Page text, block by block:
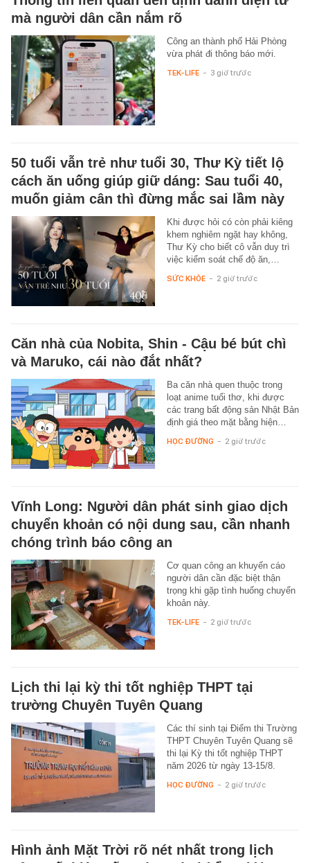
mà người dân cần nắm rõ
Công an thành phố Hải Phòng
vừa phát đi thông báo mới.
TEK-LIFE - 3 giờ trước
50 tuổi vẫn trẻ như tuổi 30, Thư Kỳ tiết lộ
cách ăn uống giúp giữ dáng: Sau tuổi 40,
muốn giảm cân thì đừng mắc sai lầm này
Khi được hỏi có còn phải kiêng
khem nghiêm ngặt hay không,
Thư Kỳ cho biết cô vẫn duy trì
việc kiểm soát chế độ ăn,…
SỨC KHỎE - 2 giờ trước
Căn nhà của Nobita, Shin - Cậu bé bút chì
và Maruko, cái nào đắt nhất?
Ba căn nhà quen thuộc trong
loạt anime tuổi thơ, khi được
các trang bất động sản Nhật Bản
định giá theo mặt bằng hiện…
HỌC ĐƯỜNG - 2 giờ trước
Vĩnh Long: Người dân phát sinh giao dịch
chuyển khoản có nội dung sau, cần nhanh
chóng trình báo công an
Cơ quan công an khuyến cáo
người dân cần đặc biệt thận
trọng khi gặp tình huống chuyển
khoản này.
TEK-LIFE - 2 giờ trước
Lịch thi lại kỳ thi tốt nghiệp THPT tại
trường Chuyên Tuyên Quang
Các thí sinh tại Điểm thi Trường
THPT Chuyên Tuyên Quang sẽ
thi lại Kỳ thi tốt nghiệp THPT
năm 2026 từ ngày 13-15/8.
HỌC ĐƯỜNG - 2 giờ trước
Hình ảnh Mặt Trời rõ nét nhất trong lịch